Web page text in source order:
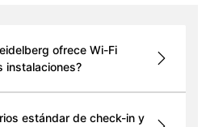
ofrece Wi-Fi
instalaciones?
estándar de check-in y